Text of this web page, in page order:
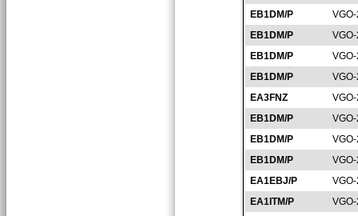
EB1DM/P
EB1DM/P
EB1DM/P
EB1DM/P
EA3FNZ
EB1DM/P
EB1DM/P
EB1DM/P
EA1EBJ/P
EA1ITM/P